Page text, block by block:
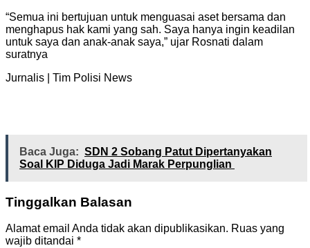
“Semua ini bertujuan untuk menguasai aset bersama dan
menghapus hak kami yang sah. Saya hanya ingin keadilan
untuk saya dan anak-anak saya,” ujar Rosnati dalam
suratnya
Jurnalis | Tim Polisi News
Baca Juga: SDN 2 Sobang Patut Dipertanyakan
Soal KIP Diduga Jadi Marak Perpunglian
Tinggalkan Balasan
Alamat email Anda tidak akan dipublikasikan. Ruas yang
wajib ditandai *